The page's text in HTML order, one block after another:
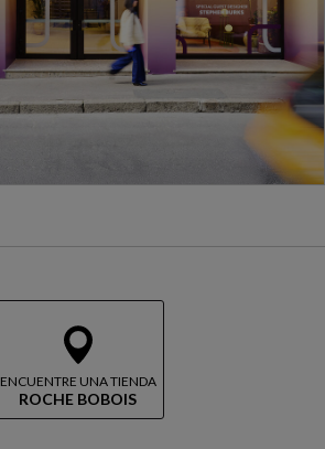
ENCUENTRE UNA TIENDA
ROCHE BOBOIS